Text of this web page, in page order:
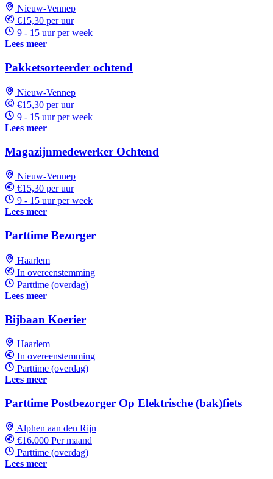
Nieuw-Vennep
€15,30 per uur
9 - 15 uur per week
Lees meer
Pakketsorteerder ochtend
Nieuw-Vennep
€15,30 per uur
9 - 15 uur per week
Lees meer
Magazijnmedewerker Ochtend
Nieuw-Vennep
€15,30 per uur
9 - 15 uur per week
Lees meer
Parttime Bezorger
Haarlem
In overeenstemming
Parttime (overdag)
Lees meer
Bijbaan Koerier
Haarlem
In overeenstemming
Parttime (overdag)
Lees meer
Parttime Postbezorger Op Elektrische (bak)fiets
Alphen aan den Rijn
€16.000 Per maand
Parttime (overdag)
Lees meer